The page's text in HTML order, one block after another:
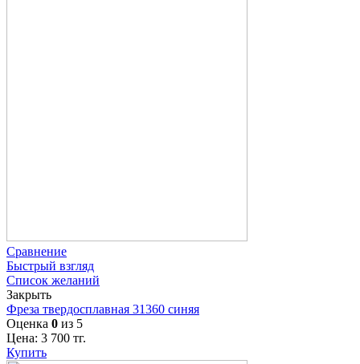
Сравнение
Быстрый взгляд
Список желаний
Закрыть
Фреза твердосплавная 31360 синяя
Оценка 0 из 5
Цена: 3 700 тг.
Купить